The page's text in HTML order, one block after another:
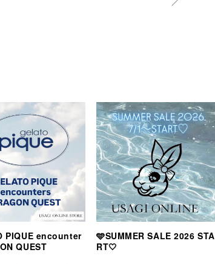
PIQUE encounter
QUEST
🩵SUMMER SALE 2026 STA
RT🤍